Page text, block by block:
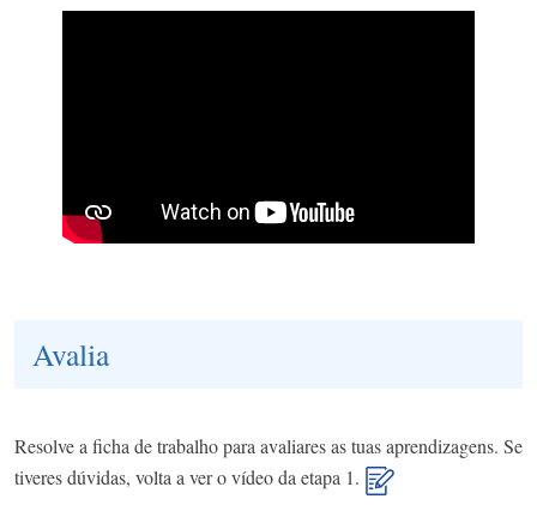
Avalia
Resolve a ficha de trabalho para avaliares as tuas aprendizagens. Se
tiveres dúvidas, volta a ver o vídeo da etapa 1.